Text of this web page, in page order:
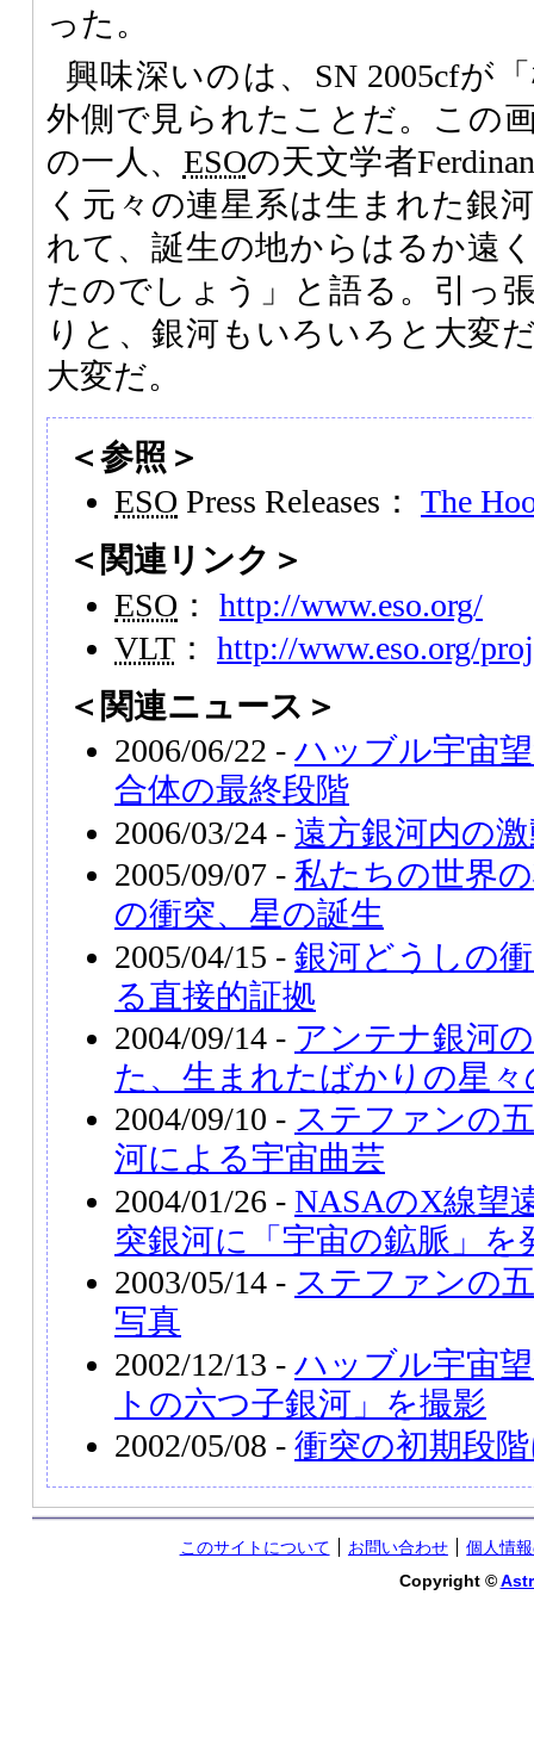
った。
興味深いのは、SN 2005cfが
外側で見られたことだ。この
の一人、 ESOの天文学者
く元々の連星系は生まれた銀
れて、誕生の地からはるか遠
たのでしょう」と語る。引っ
りと、銀河もいろいろと大変
大変だ。
＜参照＞
ESO Press Releases： The
＜関連リンク＞
ESO ： http://www.eso.org/
VLT ： http://www.eso.org/
＜関連ニュース＞
2006/06/22 - ハッブル宇宙
合体の最終段階
2006/03/24 - 遠方銀河内の
2005/09/07 - 私たちの世界
の衝突、星の誕生
2005/04/15 - 銀河どうしの
る直接的証拠
2004/09/14 - アンテナ銀河
た、生まれたばかりの星々
2004/09/10 - ステファンの
河による宇宙曲芸
2004/01/26 - NASAのX線望
突銀河に「宇宙の鉱脈」を
2003/05/14 - ステファンの
写真
2002/12/13 - ハッブル宇宙
トの六つ子銀河」を撮影
2002/05/08 - 衝突の初期段
このサイトについて お問い合わせ
個人情
Copyright ©